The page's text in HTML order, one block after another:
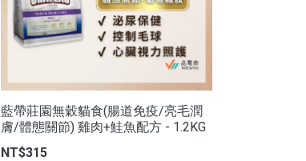
藍帶莊園無穀貓食(腸道免疫/亮毛潤
膚/體態關節) 雞肉+鮭魚配方 - 1.2KG
NT$315